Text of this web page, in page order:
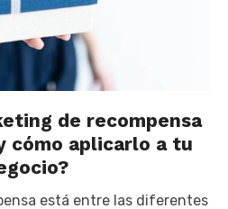
de recompensa
cómo aplicarlo a tu
está entre las diferentes